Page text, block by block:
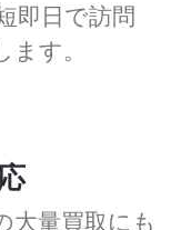
即日で訪問
す。
大量買取にも